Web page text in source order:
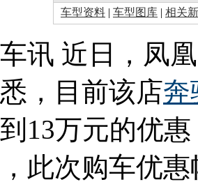
车型资料 | 车型图库 | 相关
讯 近日，凤
，目前该店奔
13万元的优
此次购车优